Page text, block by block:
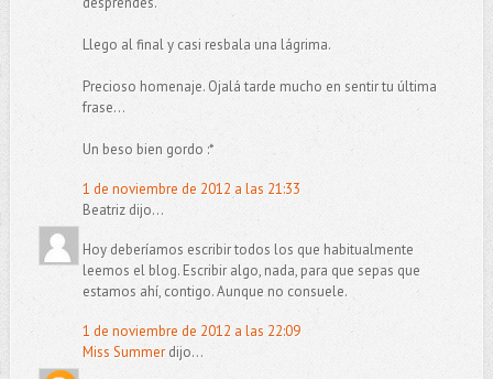
Llego al final y casi resbala una lágrima.
Precioso homenaje. Ojalá tarde mucho en sentir tu última
frase...
Un beso bien gordo :*
1 de noviembre de 2012 a las 21:33
Beatriz dijo...
Hoy deberíamos escribir todos los que habitualmente
leemos el blog. Escribir algo, nada, para que sepas que
estamos ahí, contigo. Aunque no consuele.
1 de noviembre de 2012 a las 22:09
Miss Summerdijo...